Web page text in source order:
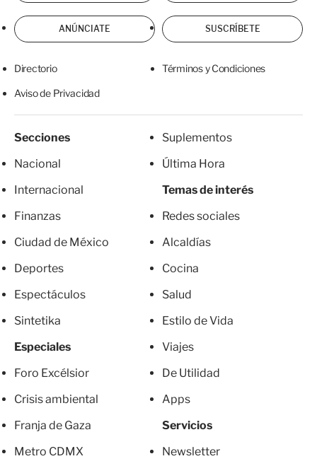
ANÚNCIATE SUSCRÍBETE
Directorio Términos y Condiciones
Aviso de Privacidad
Secciones
Nacional
Internacional
Finanzas
Ciudad de México
Deportes
Espectáculos
Sintetika
Especiales
Foro Excélsior
Crisis ambiental
Franja de Gaza
Metro CDMX
Suplementos
Última Hora
Temas de interés
Redes sociales
Alcaldías
Cocina
Salud
Estilo de Vida
Viajes
De Utilidad
Apps
Servicios
Newsletter